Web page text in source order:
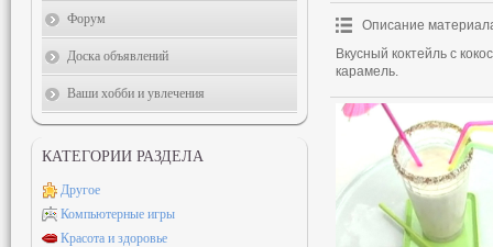
Описание
Вкусный коктейль с
карамель.
Форум
Доска объявлений
Ваши хобби и увлечения
КАТЕГОРИИ РАЗДЕЛА
Другое
Компьютерные игры
Красота и здоровье